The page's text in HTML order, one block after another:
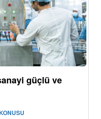
güçlü ve